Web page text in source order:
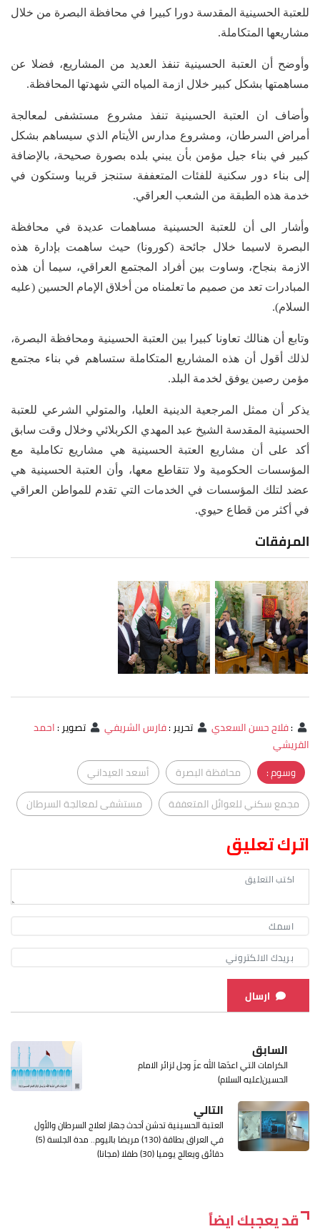
للعتبة الحسينية المقدسة دورا كبيرا في محافظة البصرة من خلال
مشاريعها المتكاملة.
وأوضح أن العتبة الحسينية تنفذ العديد من المشاريع، فضلا عن
مساهمتها بشكل كبير خلال ازمة المياه التي شهدتها المحافظة.
وأضاف ان العتبة الحسينية تنفذ مشروع مستشفى لمعالجة
أمراض السرطان، ومشروع مدارس الأيتام الذي سيساهم بشكل
كبير في بناء جيل مؤمن بأن يبني بلده بصورة صحيحة، بالإضافة
إلى بناء دور سكنية للفئات المتعففة ستنجز قريبا وستكون في
خدمة هذه الطبقة من الشعب العراقي.
وأشار الى أن للعتبة الحسينية مساهمات عديدة في محافظة
البصرة لاسيما خلال جائحة (كورونا) حيث ساهمت بإدارة هذه
الازمة بنجاح، وساوت بين أفراد المجتمع العراقي، سيما أن هذه
المبادرات تعد من صميم ما تعلمناه من أخلاق الإمام الحسين (عليه
السلام).
وتابع أن هنالك تعاونا كبيرا بين العتبة الحسينية ومحافظة البصرة،
لذلك أقول أن هذه المشاريع المتكاملة ستساهم في بناء مجتمع
مؤمن رصين يوفق لخدمة البلد.
يذكر أن ممثل المرجعية الدينية العليا، والمتولي الشرعي للعتبة
الحسينية المقدسة الشيخ عبد المهدي الكربلائي وخلال وقت سابق
أكد على أن مشاريع العتبة الحسينية هي مشاريع تكاملية مع
المؤسسات الحكومية ولا تتقاطع معها، وأن العتبة الحسينية هي
عضد لتلك المؤسسات في الخدمات التي تقدم للمواطن العراقي
في أكثر من قطاع حيوي.
المرفقات
:فلاح حسن السعدي تحرير:فارس الشريفي تصوير:احمد
القريشي
وسوم :
محافظة البصرة
أسعد العيداني
مجمع سكني للعوائل المتعففة
مستشفى لمعالجة السرطان
اترك تعليق
ارسال
السابق
الكرامات التي اعدّها الله عزّ وجل لزائر الامام
الحسين(عليه السلام)
التالي
العتبة الحسينية تدشن أحدث جهاز لعلاج السرطان والأول
في العراق بطاقة (130) مريضا باليوم.. مدة الجلسة (5)
دقائق ويعالج يوميا (30) طفلا (مجانا)
قد يعجبك ايضاً